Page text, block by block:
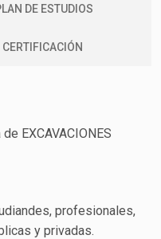
DE ESTUDIOS
CERTIFICACIÓN
EXCAVACIONES
profesionales,
y privadas.